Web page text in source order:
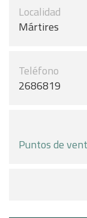
Localidad
Mártires
Teléfono
2686819
Puntos de